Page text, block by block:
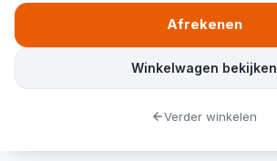
Winkelwagen bekijken
Afrekenen
Verder winkelen